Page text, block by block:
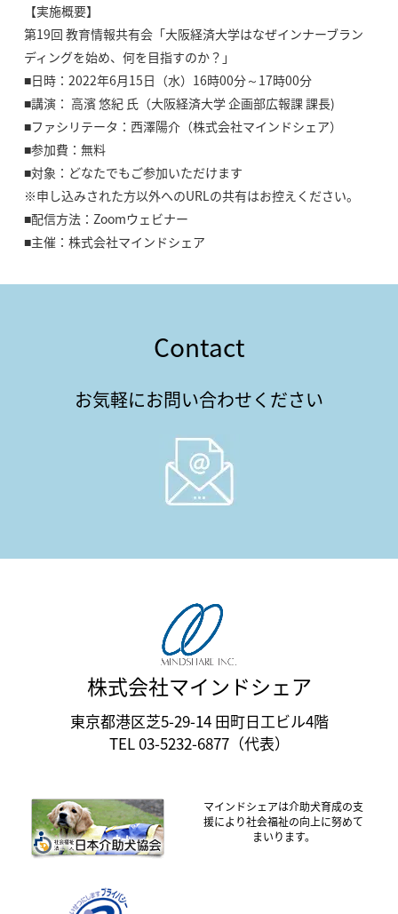
【実施概要】
第19回 教育情報共有会「大阪経済大学はなぜインナーブラン
ディングを始め、何を目指すのか？」
■日時：2022年6月15日（水）16時00分～17時00分
■講演： 高濱 悠紀 氏（大阪経済大学 企画部広報課 課長)
■ファシリテータ：西澤陽介（株式会社マインドシェア）
■参加費：無料
■対象：どなたでもご参加いただけます
※申し込みされた方以外へのURLの共有はお控えください。
■配信方法：Zoomウェビナー
■主催：株式会社マインドシェア
Contact
お気軽にお問い合わせください
株式会社マインドシェア
東京都港区芝5-29-14 田町日工ビル4階
TEL 03-5232-6877（代表）
マインドシェアは介助犬育成の支
援により社会福祉の向上に努めて
まいります。